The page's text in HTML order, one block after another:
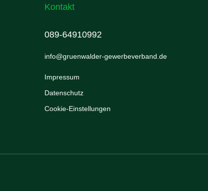
Kontakt
089-64910992
info@gruenwalder-gewerbeverband.de
Impressum
Datenschutz
Cookie-Einstellungen